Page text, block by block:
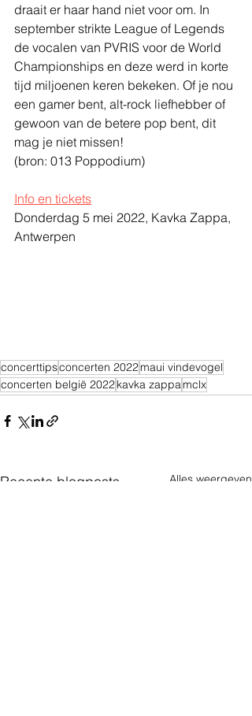
draait er haar hand niet voor om. In
september strikte League of Legends
de vocalen van PVRIS voor de World
Championships en deze werd in korte
tijd miljoenen keren bekeken. Of je nou
een gamer bent, alt-rock liefhebber of
gewoon van de betere pop bent, dit
mag je niet missen!
(bron: 013 Poppodium)
Info en tickets
Donderdag 5 mei 2022, Kavka Zappa,
Antwerpen
concerttipsconcerten 2022maui vindevogel
concerten belgië 2022kavka zappamclx
Recente blogposts Alles weergeven